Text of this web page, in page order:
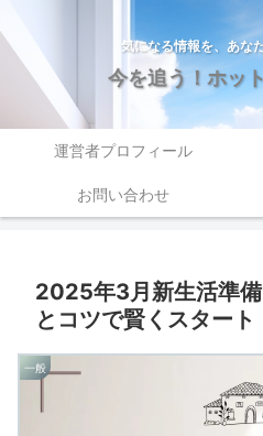
気になる情報を、あな
今を追う！ホッ
運営者プロフィール
お問い合わせ
2025年3月新生活準
とコツで賢くスタート
一般